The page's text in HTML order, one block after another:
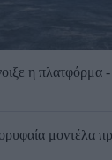
η πλατφόρμα
μοντέλα